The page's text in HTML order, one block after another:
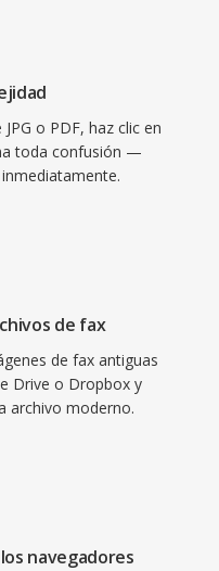
o PDF, haz clic en
toda confusión —
de fax
de fax antiguas
Drive o Dropbox y
archivo moderno.
navegadores